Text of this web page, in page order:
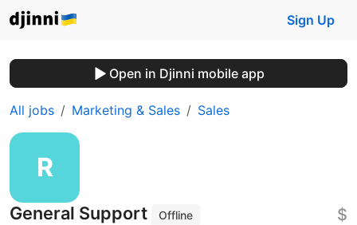
Sign Up
Open in Djinni mobile app
All jobs Marketing & Sales Sales
General Support
Offline
$